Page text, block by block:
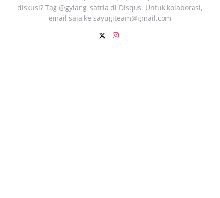
diskusi? Tag @gylang_satria di Disqus. Untuk kolaborasi,
email saja ke sayugiteam@gmail.com